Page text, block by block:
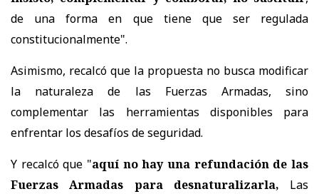
de una forma en que tiene que ser regulada
constitucionalmente".
Asimismo, recalcó que la propuesta no busca modificar
la naturaleza de las Fuerzas Armadas, sino
complementar las herramientas disponibles para
enfrentar los desafíos de seguridad.
Y recalcó que "aquí no hay una refundación de las
Fuerzas Armadas para desnaturalizarla, Las